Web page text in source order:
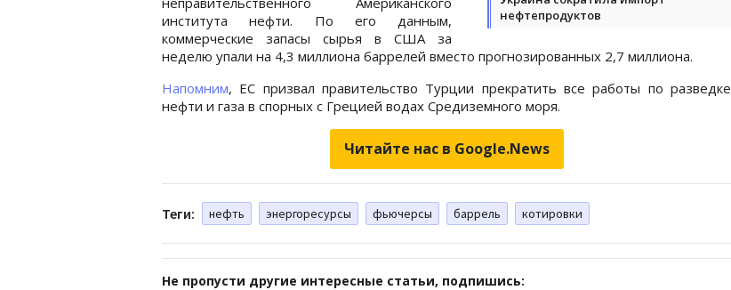
нефтепродуктов
института нефти. По его данным,
коммерческие запасы сырья в США за
неделю упали на 4,3 миллиона баррелей вместо прогнозированных 2,7 миллиона.
Напомним, ЕС призвал правительство Турции прекратить все работы по разведке
нефти и газа в спорных с Грецией водах Средиземного моря.
Читайте нас в Google.News
Теги: нефть энергоресурсы фьючерсы баррель котировки
Не пропусти другие интересные статьи, подпишись: